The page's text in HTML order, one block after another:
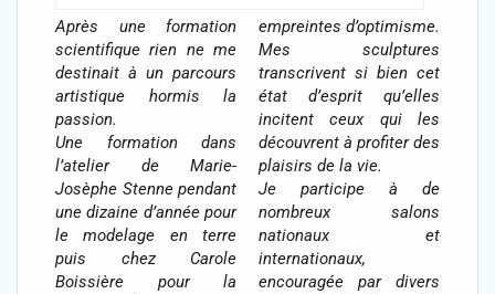
Après une formation
scientifique rien ne me
destinait à un parcours
artistique hormis la
passion.
Une formation dans
l’atelier de Marie-
Josèphe Stenne pendant
une dizaine d’année pour
le modelage en terre
puis chez Carole
Boissière pour la
empreintes d’optimisme.
Mes sculptures
transcrivent si bien cet
état d’esprit qu’elles
incitent ceux qui les
découvrent à profiter des
plaisirs de la vie.
Je participe à de
nombreux salons
nationaux et
internationaux,
encouragée par divers